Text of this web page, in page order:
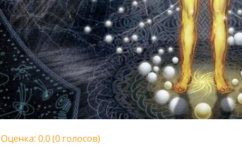
Оценка:0.0(0 голосов)